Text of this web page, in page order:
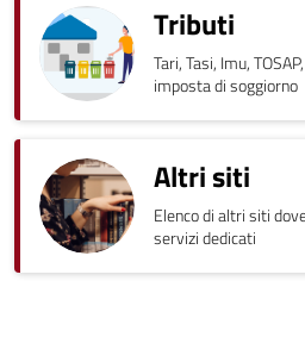
Tributi
Tari, Tasi, Imu,
imposta di soggiorno
Altri siti
Elenco di altri siti
servizi dedicati